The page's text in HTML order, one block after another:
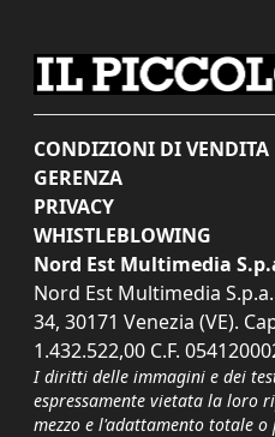
CONDIZIONI DI VENDITA
GERENZA
PRIVACY
WHISTLEBLOWING
Nord Est Multimedia
Nord Est Multimedia
34, 30171 Venezia (VE).
1.432.522,00 C.F.
I diritti delle immagini e dei
espressamente vietata la loro
mezzo e l'adattamento totale o